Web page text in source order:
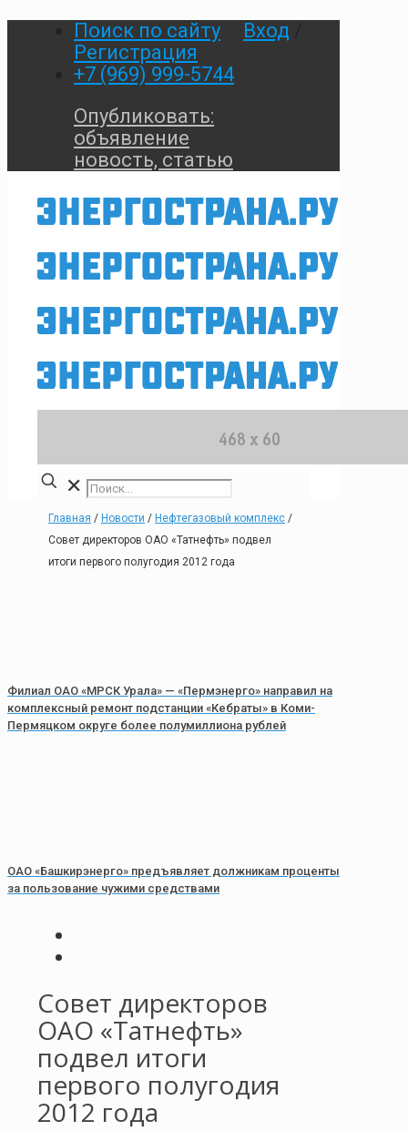
Поиск по сайту Вход
Регистрация
+7 (969) 999-5744
Опубликовать:
объявление
новость, статью
✕
Главная / Новости / Нефтегазовый комплекс /
Совет директоров ОАО «Татнефть» подвел
итоги первого полугодия 2012 года
Филиал ОАО «МРСК Урала» — «Пермэнерго» направил на
комплексный ремонт подстанции «Кебраты» в Коми-
Пермяцком округе более полумиллиона рублей
ОАО «Башкирэнерго» предъявляет должникам проценты
за пользование чужими средствами
Совет директоров
ОАО «Татнефть»
подвел итоги
первого полугодия
2012 года